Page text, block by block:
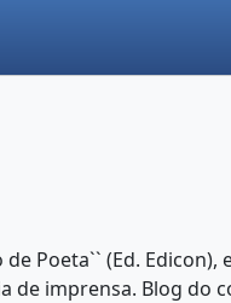
Poeta`` (Ed.
de imprensa. Blog